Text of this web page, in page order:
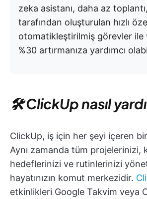
zeka asistanı, daha az
tarafından oluşturulan hızlı
otomatikleştirilmiş görevler ile
%30 artırmanıza yardımcı
🛠 ClickUp nasıl
ClickUp, iş için her şeyi içeren
Aynı zamanda tüm projelerinizi,
hedeflerinizi ve rutinlerinizi
hayatınızın komut merkezidir.
etkinlikleri Google Takvim veya